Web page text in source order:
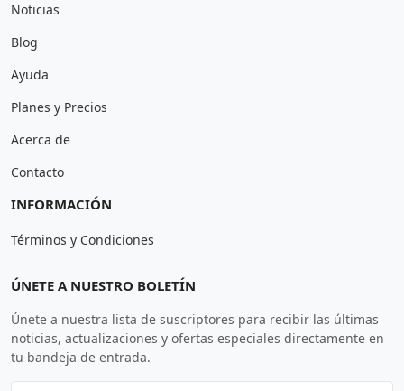
Noticias
Blog
Ayuda
Planes y Precios
Acerca de
Contacto
INFORMACIÓN
Términos y Condiciones
ÚNETE A NUESTRO BOLETÍN
Únete a nuestra lista de suscriptores para recibir las últimas
noticias, actualizaciones y ofertas especiales directamente en
tu bandeja de entrada.